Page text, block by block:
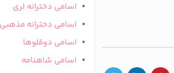
اسامی دخترانه لری
اسامی دخترانه مذهبی
اسامی دوقلوها
اسامی شاهنامه